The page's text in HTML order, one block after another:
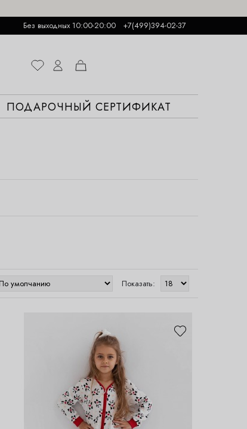
Без выходных 10:00-20:00 +7(499)394-02-37
ПОДАРОЧНЫЙ СЕРТИФИКАТ
Показать: